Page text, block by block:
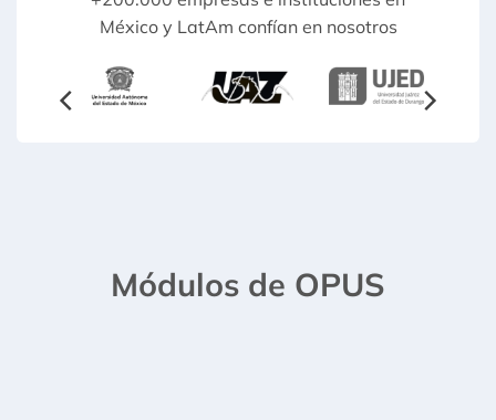
México y LatAm confían en nosotros
Módulos de OPUS